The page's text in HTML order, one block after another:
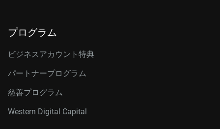
プログラム
ビジネスアカウント特典
パートナープログラム
慈善プログラム
Western Digital Capital